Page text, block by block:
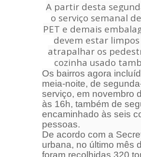
A partir desta
o serviço semanal
PET e demais
devem estar
atrapalhar os
cozinha usado
Os bairros agora
meia-noite, de segunda
serviço, em novembro
às 16h, também de
encaminhado às seis
pessoas.
De acordo com a
urbana, no último mês
foram recolhidas 320